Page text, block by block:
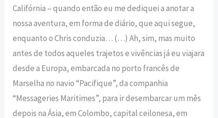
Califórnia – quando então eu me dediquei a anotar a
nossa aventura, em forma de diário, que aqui segue,
enquanto o Chris conduzia… (…) Ah, sim, mas muito
antes de todos aqueles trajetos e vivências já eu viajara
desde a Europa, embarcada no porto francês de
Marselha no navio “Pacifique”, da companhia
“Messageries Maritimes”, para ir desembarcar um mês
depois na Ásia, em Colombo, capital ceilonesa, em